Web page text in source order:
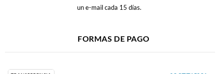
un e-mail cada 15 días.
FORMAS DE PAGO